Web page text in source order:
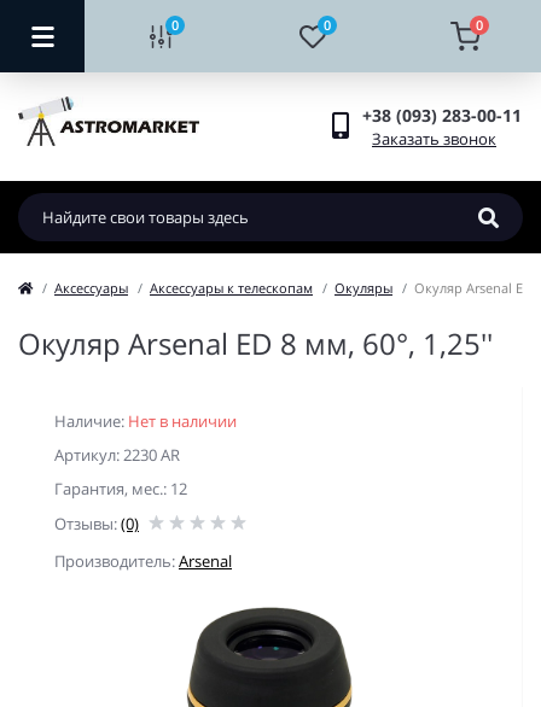
0 0 0
+38 (093) 283-00-11
Заказать звонок
Аксессуары Аксессуары к телескопам Окуляры Окуляр Arsenal ED
Окуляр Arsenal ED 8 мм, 60°, 1,25''
Наличие: Нет в наличии
Артикул: 2230 AR
Гарантия, мес.: 12
Отзывы:(0)
Производитель:Arsenal